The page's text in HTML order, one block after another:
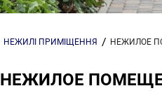
НЕЖИЛІ ПРИМІЩЕННЯ НЕЖИЛОЕ
НЕЖИЛОЕ